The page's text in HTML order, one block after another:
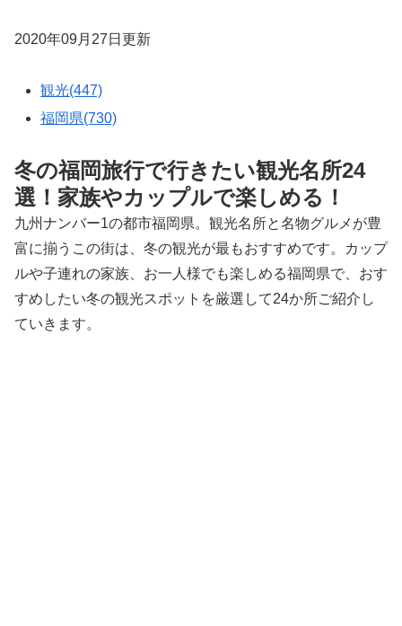
2020年09月27日更新
観光(447)
福岡県(730)
冬の福岡旅行で行きたい観光名所24
選！家族やカップルで楽しめる！
九州ナンバー1の都市福岡県。観光名所と名物グルメが豊
富に揃うこの街は、冬の観光が最もおすすめです。カップ
ルや子連れの家族、お一人様でも楽しめる福岡県で、おす
すめしたい冬の観光スポットを厳選して24か所ご紹介し
ていきます。